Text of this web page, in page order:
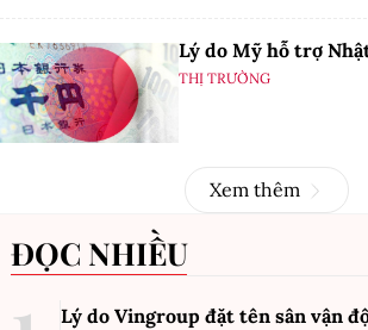
Lý do Mỹ hỗ trợ
THỊ TRƯỜNG
Xem thêm
ĐỌC NHIỀU
Lý do Vingroup đặt tên sân vận